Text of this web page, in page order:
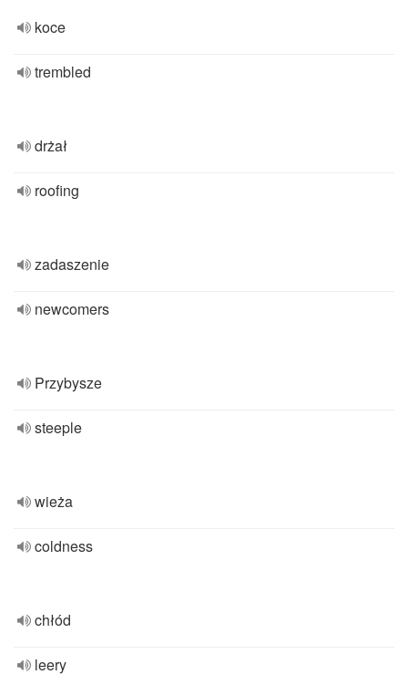
koce
trembled
drżał
roofing
zadaszenie
newcomers
Przybysze
steeple
wieża
coldness
chłód
leery